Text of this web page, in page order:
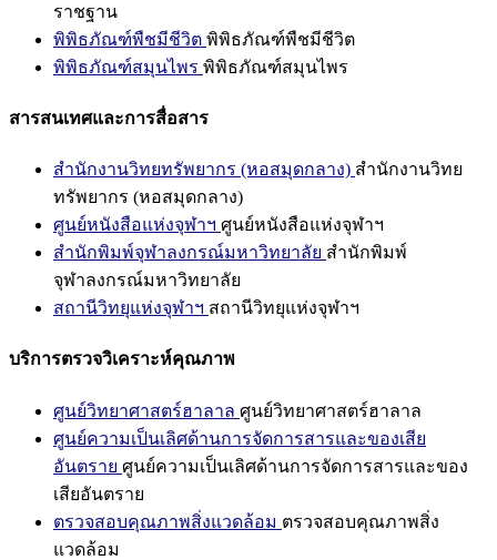
ราชฐาน
พิพิธภัณฑ์พืชมีชีวิต พิพิธภัณฑ์พืชมีชีวิต
พิพิธภัณฑ์สมุนไพร พิพิธภัณฑ์สมุนไพร
สารสนเทศและการสื่อสาร
สำนักงานวิทยทรัพยากร (หอสมุดกลาง) สำนักงานวิทย
ทรัพยากร (หอสมุดกลาง)
ศูนย์หนังสือแห่งจุฬาฯ ศูนย์หนังสือแห่งจุฬาฯ
สำนักพิมพ์จุฬาลงกรณ์มหาวิทยาลัย สำนักพิมพ์
จุฬาลงกรณ์มหาวิทยาลัย
สถานีวิทยุแห่งจุฬาฯ สถานีวิทยุแห่งจุฬาฯ
บริการตรวจวิเคราะห์คุณภาพ
ศูนย์วิทยาศาสตร์ฮาลาล ศูนย์วิทยาศาสตร์ฮาลาล
ศูนย์ความเป็นเลิศด้านการจัดการสารและของเสีย
อันตราย ศูนย์ความเป็นเลิศด้านการจัดการสารและของ
เสียอันตราย
ตรวจสอบคุณภาพสิ่งแวดล้อม ตรวจสอบคุณภาพสิ่ง
แวดล้อม